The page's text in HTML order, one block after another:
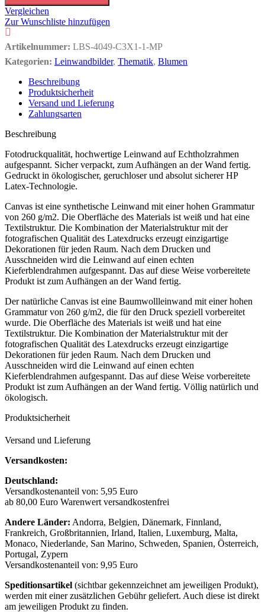
Vergleichen
Zur Wunschliste hinzufügen
Artikelnummer: LBS-4049-C3X1-1-MP
Kategorien: Leinwandbilder, Thematik, Blumen
Beschreibung
Produktsicherheit
Versand und Lieferung
Zahlungsarten
Beschreibung
Fotodruckqualität, hochwertige Leinwand auf Echtholzrahmen
aufgespannt. Sicher verpackt, zum Aufhängen an der Wand fertig.
Gedruckt in ökologischer, geruchloser und absolut sicherer HP
Latex-Technologie.
Canvas ist eine synthetische Leinwand mit einer hohen Grammatur
von 260 g/m2. Die Oberfläche des Materials ist weiß und hat eine
Textilstruktur. Die Kombination der Materialstruktur mit der
fotografischen Qualität des Latexdrucks erzeugt einzigartige
Dekorationen für jeden Raum. Nach dem Drucken und
Ausschneiden wird die Leinwand auf einen echten
Kieferblendrahmen aufgespannt. Das auf diese Weise vorbereitete
Produkt ist zum Aufhängen an der Wand fertig.
Der natürliche Canvas ist eine Baumwollleinwand mit einer hohen
Grammatur von 260 g/m2, die für den Druck speziell vorbereitet
wurde. Die Oberfläche des Materials ist weiß und hat eine
Textilstruktur. Die Kombination der Materialstruktur mit der
fotografischen Qualität des Latexdrucks erzeugt einzigartige
Dekorationen für jeden Raum. Nach dem Drucken und
Ausschneiden wird die Leinwand auf einen echten
Kieferblendrahmen aufgespannt. Das auf diese Weise vorbereitete
Produkt ist zum Aufhängen an der Wand fertig. Völlig natürlich und
ökologisch.
Produktsicherheit
Versand und Lieferung
Versandkosten:
Deutschland:
Versandkostenanteil von: 5,95 Euro
ab 80,00 Euro Warenwert versandkostenfrei
Andere Länder: Andorra, Belgien, Dänemark, Finnland,
Frankreich, Großbritannien, Irland, Italien, Luxemburg, Malta,
Monaco, Niederlande, San Marino, Schweden, Spanien, Österreich,
Portugal, Zypern
Versandkostenanteil von: 9,95 Euro
Speditionsartikel (sichtbar gekennzeichnet am jeweiligen Produkt),
werden mit einer zusätzlichen Gebühr geliefert. Auch diese ist direkt
am jeweiligen Produkt zu finden.